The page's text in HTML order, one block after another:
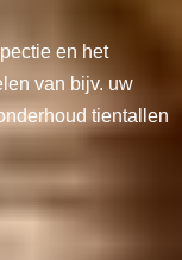
en het
van bijv. uw
tientallen